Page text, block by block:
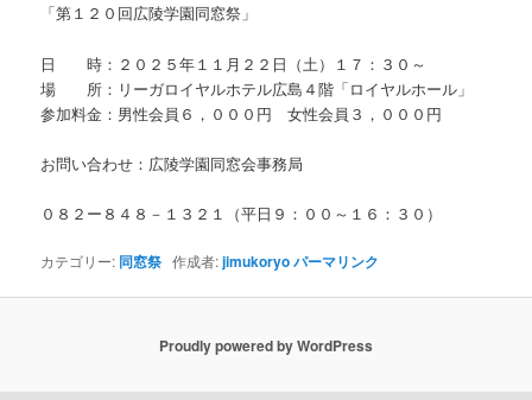
「第１２０回広陵学園同窓祭」
日 時：２０２５年１１月２２日（土）１７：３０～
場 所：リーガロイヤルホテル広島４階「ロイヤルホール」
参加料金：男性会員６，０００円 女性会員３，０００円
お問い合わせ：広陵学園同窓会事務局
０８２ー８４８－１３２１（平日９：００～１６：３０）
カテゴリー: 同窓祭 作成者:jimukoryoパーマリンク
Proudly powered by WordPress